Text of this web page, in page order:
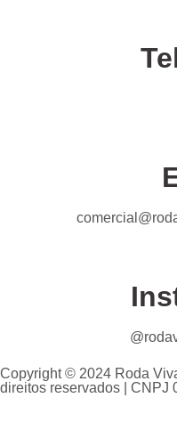
Copyright © 2024 Roda
direitos reservados | CNPJ